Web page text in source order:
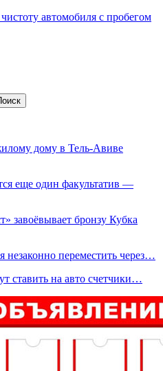
автомобиля с пробегом
дому в Тель-Авиве
еще один факультатив —
завоёвывает бронзу Кубка
незаконно переместить через…
ставить на авто счетчики…